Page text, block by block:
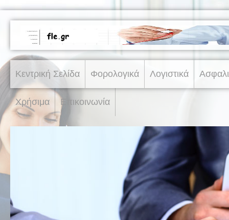
Κεντρική Σελίδα Φορολογικά Λογιστικά
Χρήσιμα Επικοινωνία